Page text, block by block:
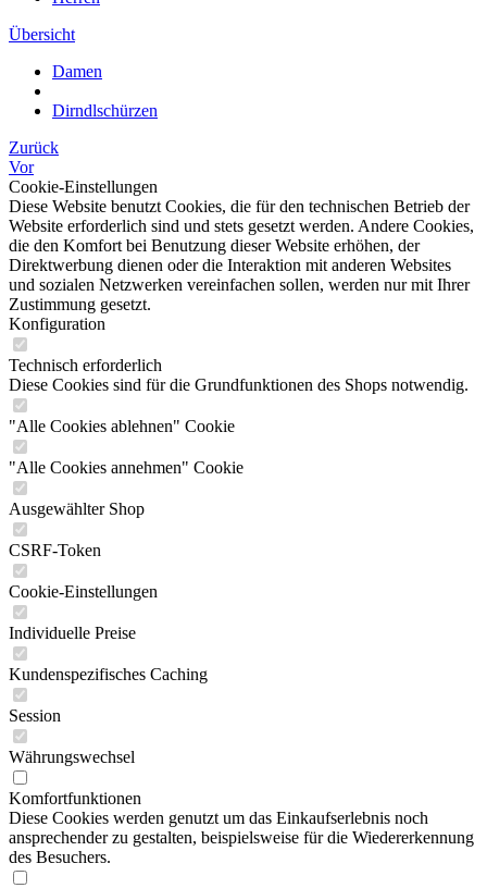
Übersicht
Damen
Dirndlschürzen
Zurück
Vor
Cookie-Einstellungen
Diese Website benutzt Cookies, die für den technischen Betrieb der
Website erforderlich sind und stets gesetzt werden. Andere Cookies,
die den Komfort bei Benutzung dieser Website erhöhen, der
Direktwerbung dienen oder die Interaktion mit anderen Websites
und sozialen Netzwerken vereinfachen sollen, werden nur mit Ihrer
Zustimmung gesetzt.
Konfiguration
Technisch erforderlich
Diese Cookies sind für die Grundfunktionen des Shops notwendig.
"Alle Cookies ablehnen" Cookie
"Alle Cookies annehmen" Cookie
Ausgewählter Shop
CSRF-Token
Cookie-Einstellungen
Individuelle Preise
Kundenspezifisches Caching
Session
Währungswechsel
Komfortfunktionen
Diese Cookies werden genutzt um das Einkaufserlebnis noch
ansprechender zu gestalten, beispielsweise für die Wiedererkennung
des Besuchers.